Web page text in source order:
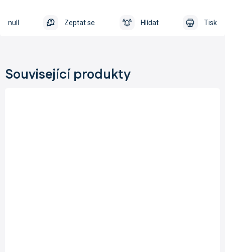
Tisk
Zeptat se Hlídat
null
Související produkty